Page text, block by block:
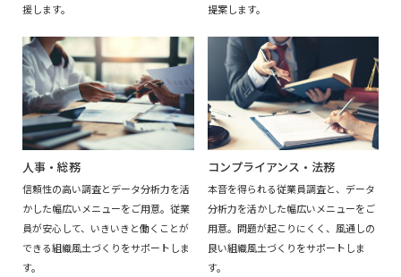
援します。
提案します。
人事・総務
信頼性の高い調査とデータ分析力を活
かした幅広いメニューをご用意。従業
員が安心して、いきいきと働くことが
できる組織風土づくりをサポートしま
す。
コンプライアンス・法務
本音を得られる従業員調査と、データ
分析力を活かした幅広いメニューをご
用意。問題が起こりにくく、風通しの
良い組織風土づくりをサポートしま
す。